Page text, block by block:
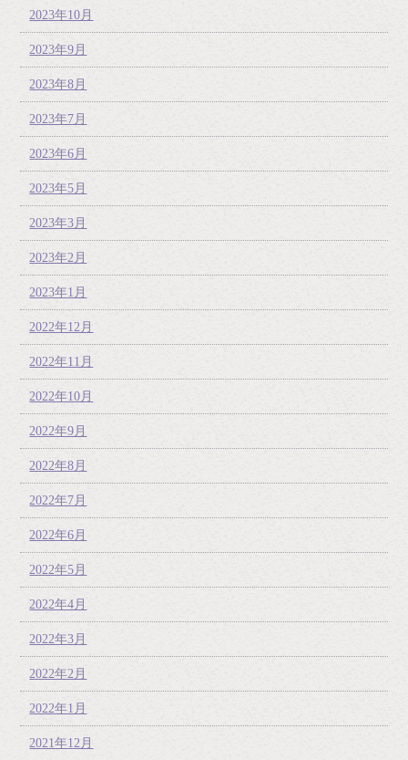
2023年10月
2023年9月
2023年8月
2023年7月
2023年6月
2023年5月
2023年3月
2023年2月
2023年1月
2022年12月
2022年11月
2022年10月
2022年9月
2022年8月
2022年7月
2022年6月
2022年5月
2022年4月
2022年3月
2022年2月
2022年1月
2021年12月